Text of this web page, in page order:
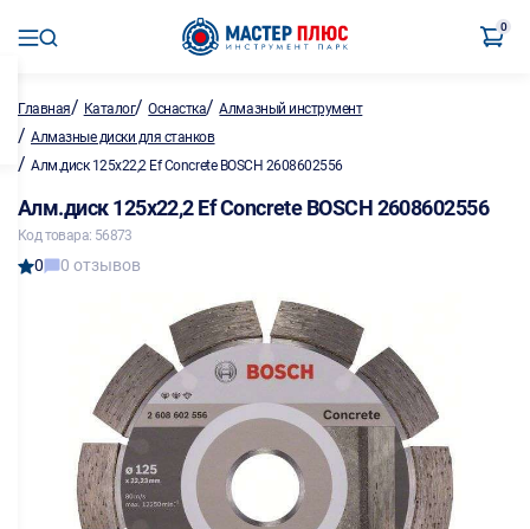
0
Главная/ Каталог/Оснастка/Алмазный инструмент
/ Алмазные диски для станков
/ Алм.диск 125х22,2 Ef Concrete BOSCH 2608602556
Алм.диск 125х22,2 Ef Concrete BOSCH 2608602556
Код товара: 56873
0 0 отзывов